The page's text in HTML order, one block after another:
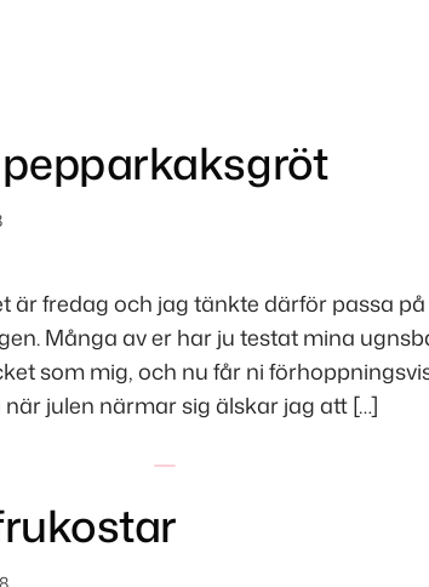
är fredag och jag tänkte därför passa
Många av er har ju testat mina
som mig, och nu får ni
julen närmar sig älskar jag att […]